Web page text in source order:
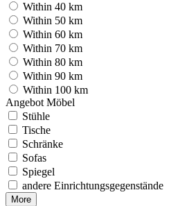
Within 40 km
Within 50 km
Within 60 km
Within 70 km
Within 80 km
Within 90 km
Within 100 km
Angebot Möbel
Stühle
Tische
Schränke
Sofas
Spiegel
andere Einrichtungsgegenstände
More